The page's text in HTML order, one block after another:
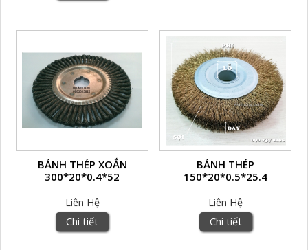
BÁNH THÉP XOẮN
300*20*0.4*52
Liên Hệ
Chi tiết
BÁNH THÉP
150*20*0.5*25.4
Liên Hệ
Chi tiết